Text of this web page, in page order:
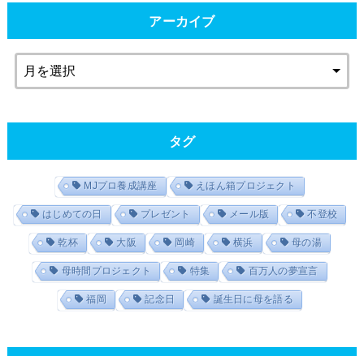
アーカイブ
タグ
MJプロ養成講座 えほん箱プロジェクト
はじめての日 プレゼント メール版 不登校
乾杯 大阪 岡崎 横浜 母の湯
母時間プロジェクト 特集 百万人の夢宣言
福岡 記念日 誕生日に母を語る